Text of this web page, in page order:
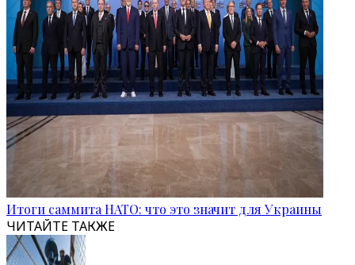
Итоги саммита НАТО: что это значит для Украины
ЧИТАЙТЕ ТАКЖЕ